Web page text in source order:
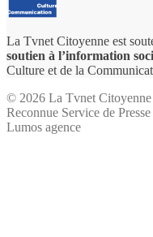
La Tvnet Citoyenne est
soutien à l’information
Culture et de la
© 2026 La Tvnet
Reconnue Service de
Lumos agence